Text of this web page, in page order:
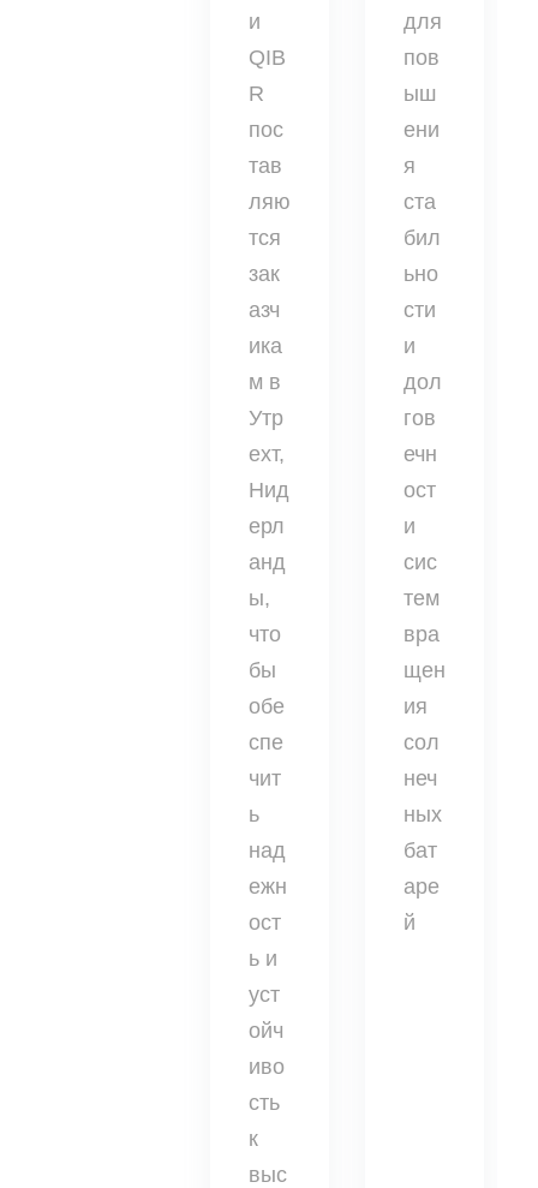
и
QIB
R
пос
тав
ляю
тся
зак
азч
ика
м в
Утр
ехт,
Нид
ерл
анд
ы,
что
бы
обе
спе
чит
ь
над
ежн
ост
ь и
уст
ойч
иво
сть
к
выс
для
пов
ыш
ени
я
ста
бил
ьно
сти
и
дол
гов
ечн
ост
и
сис
тем
вра
щен
ия
сол
неч
ных
бат
аре
й